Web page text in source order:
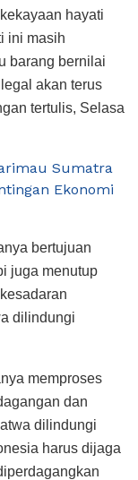
hayati
ini masih
barang bernilai
akan terus
tertulis, Selasa
Sumatra
Ekonomi
bertujuan
juga menutup
dilindungi
memproses
dan
dilindungi
harus dijaga